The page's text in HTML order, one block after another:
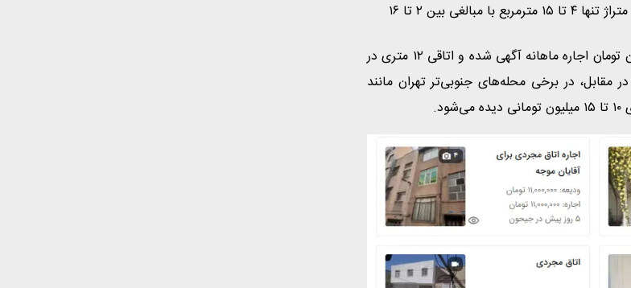
بررسی فایل‌های منتشر شده نشان می‌دهد که در برخی مناطق تهران، اتاق‌هایی با متراژ تنها ۴ تا ۱۵ مترمربع با مبالغی بین ۲ تا ۱۶
برای مثال، یک اتاق ۱۲ متری در محله زرگنده با ۱۰۰ میلیون تومان رهن و ۱۳ میلیون تومان اجاره ماهانه آگهی شده و اتاقی ۱۲ متری در
عرضه شده است. در مقابل، در برخی محله‌های جنوبی‌تر تهران مانند